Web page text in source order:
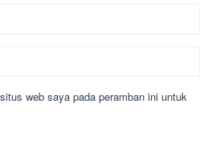
web saya pada peramban ini untuk